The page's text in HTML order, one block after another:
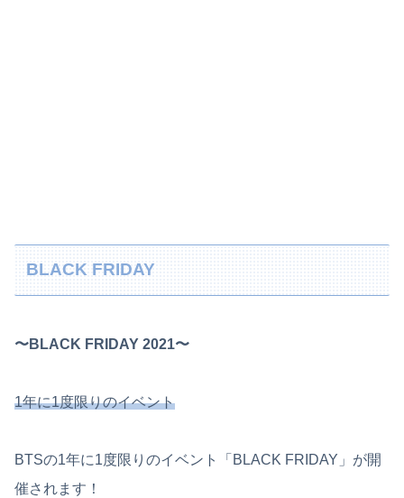
BLACK FRIDAY
〜BLACK FRIDAY 2021〜
1年に1度限りのイベント
BTSの1年に1度限りのイベント「BLACK FRIDAY」が開
催されます！